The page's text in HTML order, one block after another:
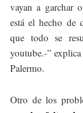
vayan a garchar
está el hecho de
que todo se
youtube.-”
Palermo.
Otro de los